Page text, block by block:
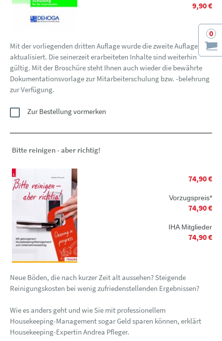
0
9,90 €
Mit der vorliegenden dritten Auflage wurde die zweite Auflage
aktualisiert. Die seinerzeit erarbeiteten Inhalte sind weiterhin
gültig. Mit der Broschüre steht Ihnen auch wieder die bewährte
Dokumentationsvorlage zur Mitarbeiterschulung bzw. -belehrung
zur Verfügung.
Zur Bestellung vormerken
Bitte reinigen - aber richtig!
74,90 €
Vorzugspreis*
74,90 €
IHA Mitglieder
74,90 €
Neue Böden, die nach kurzer Zeit alt aussehen? Steigende
Reinigungskosten bei wenig zufriedenstellenden Ergebnissen?
Wie es anders geht und wie Sie mit professionellem
Housekeeping-Management sogar Geld sparen können, erklärt
Housekeeping-Expertin Andrea Pfleger.